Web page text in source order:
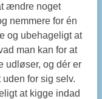
ændre noget
nemmere for én
og ubehageligt at
man kan for at
udløser, og dér er
for sig selv.
at kigge indad